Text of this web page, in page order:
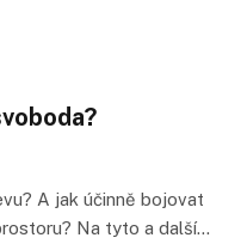
A jak účinně bojovat
Na tyto a další…